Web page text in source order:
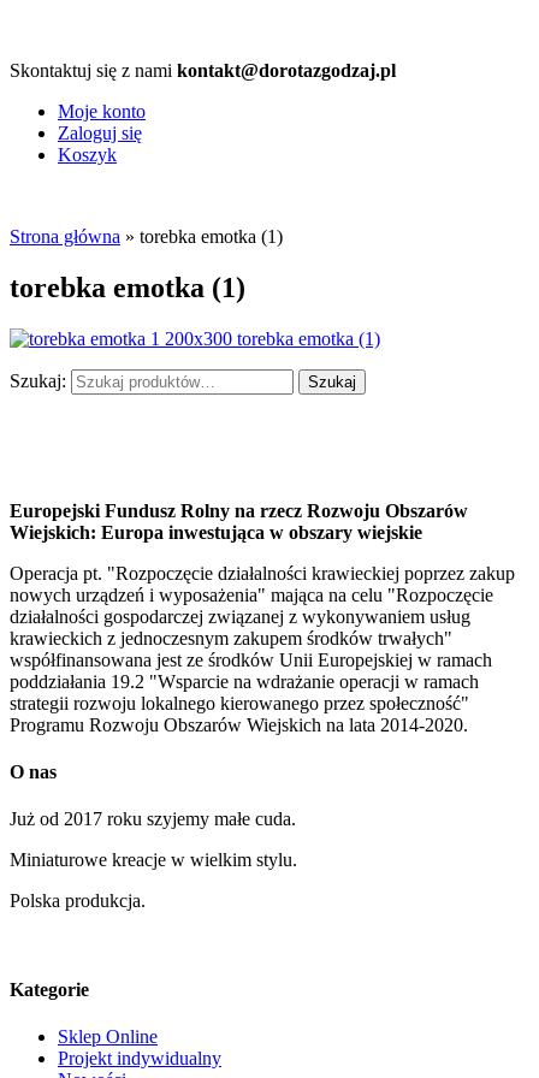
Skontaktuj się z nami kontakt@dorotazgodzaj.pl
Moje konto
Zaloguj się
Koszyk
Strona główna » torebka emotka (1)
torebka emotka (1)
Szukaj: Szukaj
Europejski Fundusz Rolny na rzecz Rozwoju Obszarów
Wiejskich: Europa inwestująca w obszary wiejskie
Operacja pt. "Rozpoczęcie działalności krawieckiej poprzez zakup
nowych urządzeń i wyposażenia" mająca na celu "Rozpoczęcie
działalności gospodarczej związanej z wykonywaniem usług
krawieckich z jednoczesnym zakupem środków trwałych"
współfinansowana jest ze środków Unii Europejskiej w ramach
poddziałania 19.2 "Wsparcie na wdrażanie operacji w ramach
strategii rozwoju lokalnego kierowanego przez społeczność"
Programu Rozwoju Obszarów Wiejskich na lata 2014-2020.
O nas
Już od 2017 roku szyjemy małe cuda.
Miniaturowe kreacje w wielkim stylu.
Polska produkcja.
Kategorie
Sklep Online
Projekt indywidualny